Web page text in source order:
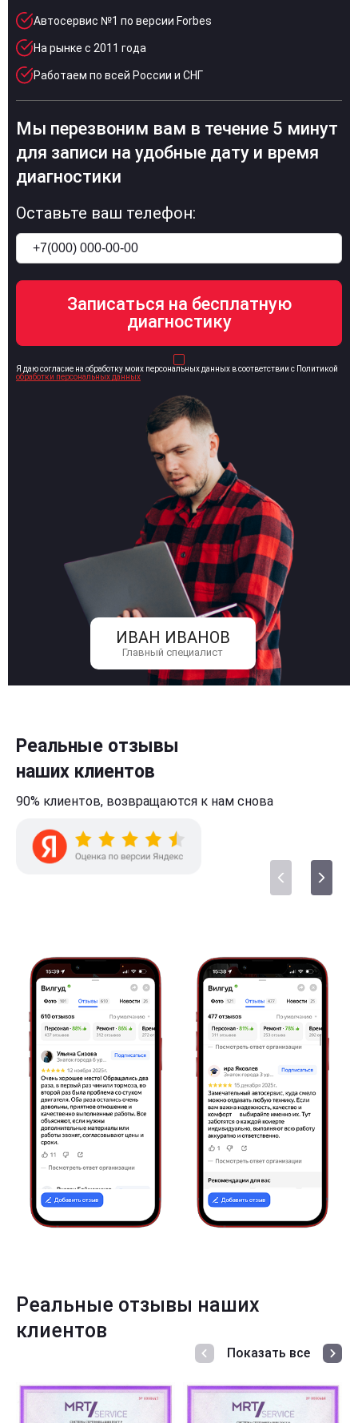
Автосервис №1 по версии Forbes
На рынке с 2011 года
Работаем по всей России и СНГ
ИВАН ИВАНОВ
Главный специалист
Мы перезвоним вам в течение 5 минут
для записи на удобные дату и время
диагностики
Оставьте ваш телефон:
Я даю согласие на обработку моих персональных данных в соответствии с Политикой
обработки персональных данных
Реальные отзывы
наших клиентов
90% клиентов, возвращаются к нам снова
Реальные отзывы наших
клиентов
Показать все